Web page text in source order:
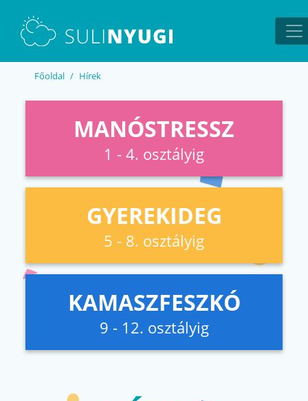
Főoldal Hírek
MANÓSTRESSZ
1 - 4. osztályig
GYEREKIDEG
5 - 8. osztályig
KAMASZFESZKÓ
9 - 12. osztályig